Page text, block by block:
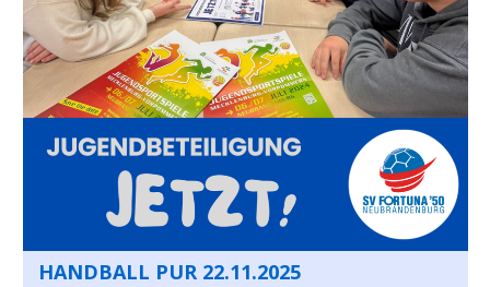
HANDBALL PUR 22.11.2025